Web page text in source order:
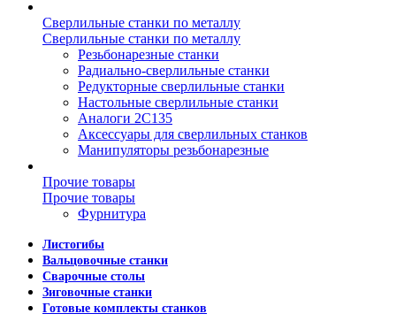
Сверлильные станки по металлу
Сверлильные станки по металлу
Резьбонарезные станки
Радиально-сверлильные станки
Редукторные сверлильные станки
Настольные сверлильные станки
Аналоги 2С135
Аксессуары для сверлильных станков
Манипуляторы резьбонарезные
Прочие товары
Прочие товары
Фурнитура
Листогибы
Вальцовочные станки
Сварочные столы
Зиговочные станки
Готовые комплекты станков